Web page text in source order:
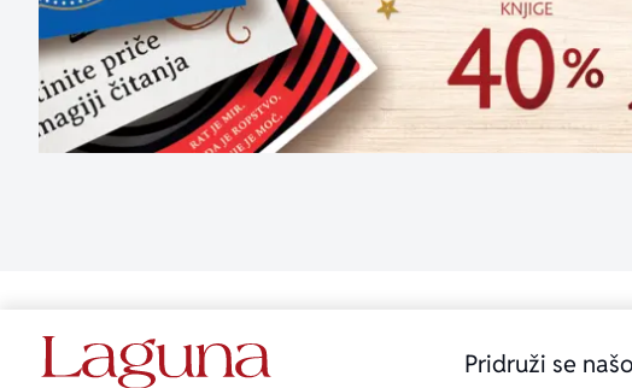
Pridruži se